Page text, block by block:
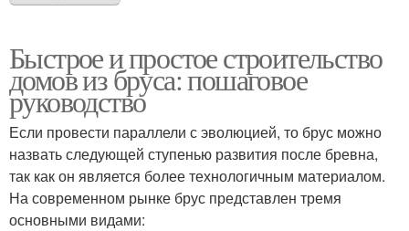
Быстрое и простое строительство
домов из бруса: пошаговое
руководство
Если провести параллели с эволюцией, то брус можно
назвать следующей ступенью развития после бревна,
так как он является более технологичным материалом.
На современном рынке брус представлен тремя
основными видами: